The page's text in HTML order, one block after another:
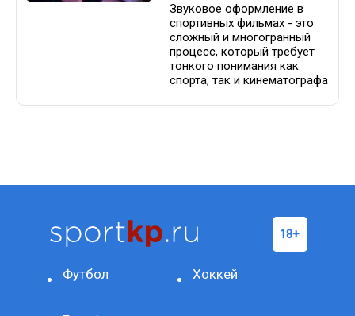
Звуковое оформление в
спортивных фильмах - это
сложный и многогранный
процесс, который требует
тонкого понимания как
спорта, так и кинематографа
Футбол Хоккей